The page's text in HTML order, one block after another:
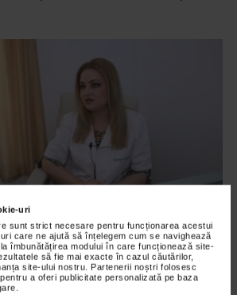
uri
sunt strict necesare pentru funcționarea acestui
care ne ajută să înțelegem cum se navighează
îmbunătățirea modului în care funcționează site-
să fie mai exacte în cazul căutărilor,
site-ului nostru. Partenerii noștri folosesc
a oferi publicitate personalizată pe baza
demontate!